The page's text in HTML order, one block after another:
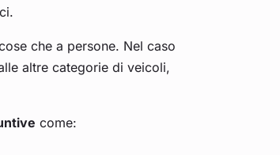
che a persone. Nel caso
altre categorie di veicoli,
come: